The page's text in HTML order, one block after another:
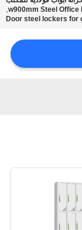
w900mm Steel Office
,